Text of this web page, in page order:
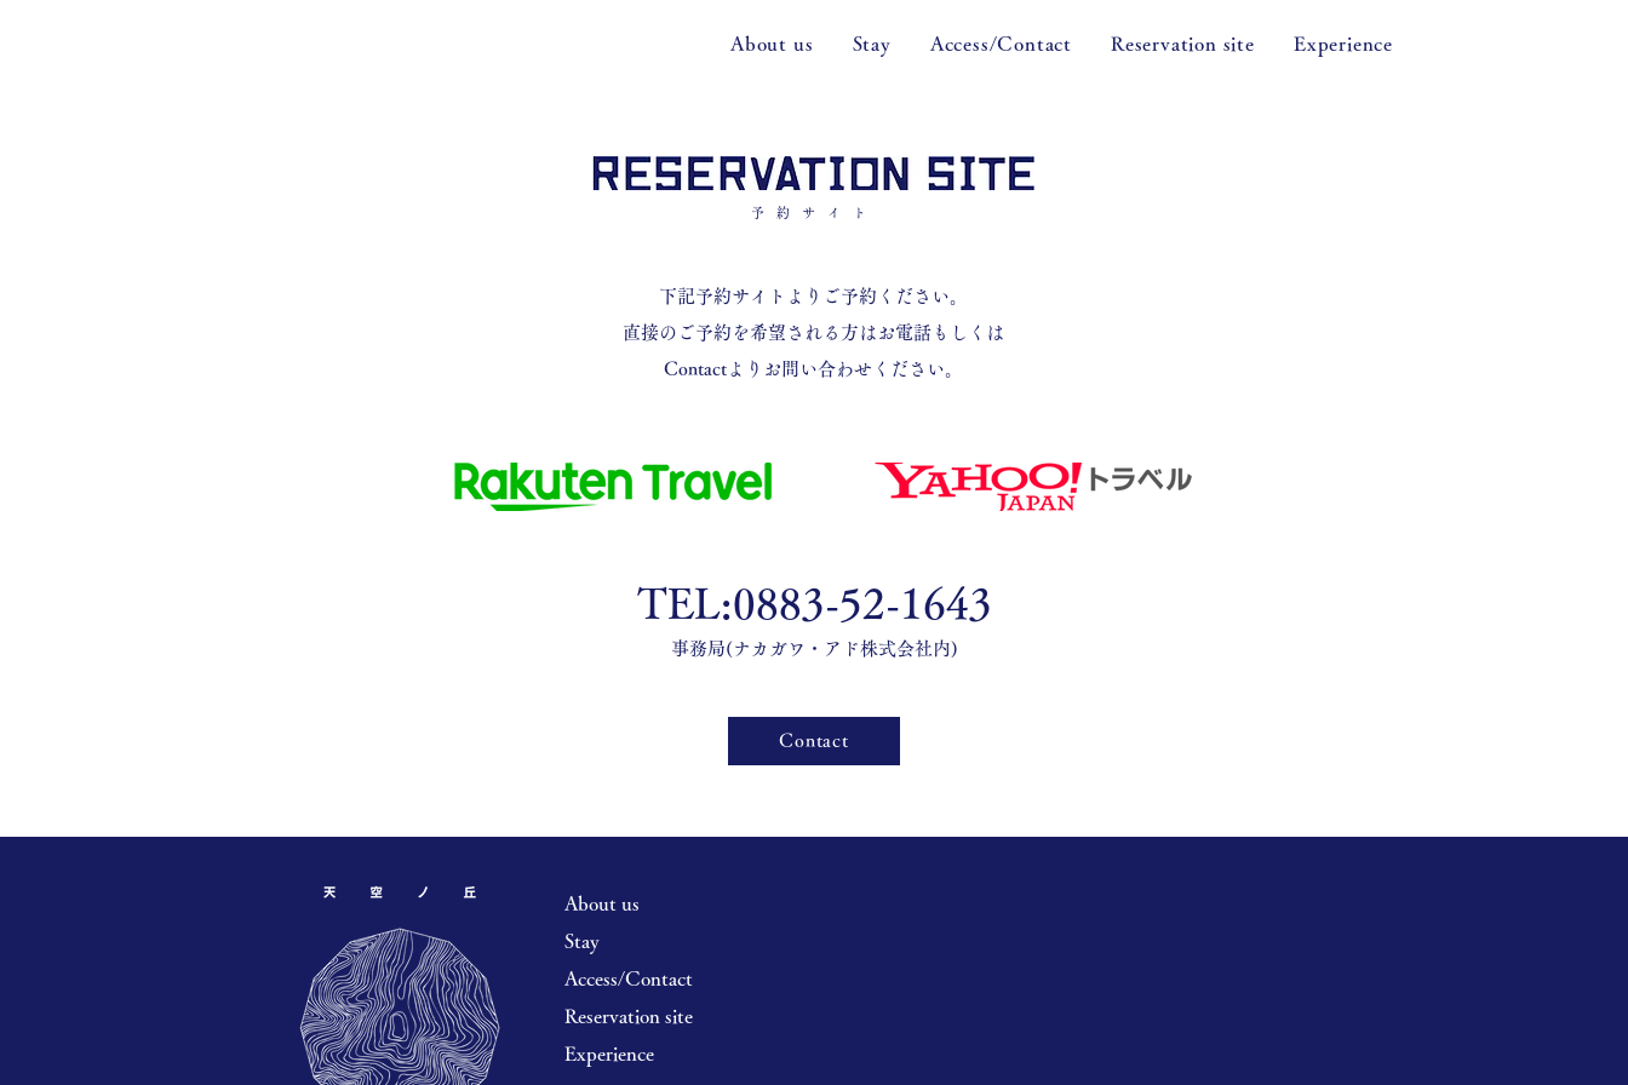
About us Stay Access/Contact Reservation site Experience
予約サイト
下記予約サイトよりご予約ください。
​直接のご予約を希望される方はお電話もしくは
Contactよりお問い合わせください。
TEL:0883-52-1643
​事務局(ナカガワ・ アド株式会社内)
Contact
About us
Stay
Access/Contact
Reservation site
Experience